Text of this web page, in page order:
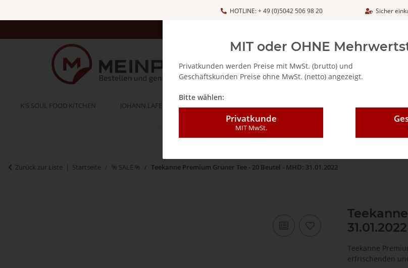
HOTLINE: + 49 (0)5042 506 98 20 Sicher
K'S SOUL FOOD KITCHEN JOHANN LAFER BELLA ITALIA - FEINKOSTARTIKEL CAFFÈ MAJESTIC / DICAF
Zurück zur Liste Startseite % SALE % Teekanne Premium Grüner Tee - 20 Beutel - MHD: 31.01.2022
31.01.2022
Teekanne
erfrischenden
MIT oder OHNE
Privatkunden werden Preise mit MwSt. (brutto) und
Geschäftskunden Preise ohne MwSt. (netto) angezeigt.
Bitte wählen:
Privatkunde
MIT MwSt.